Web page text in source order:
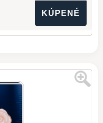
KÚPENÉ